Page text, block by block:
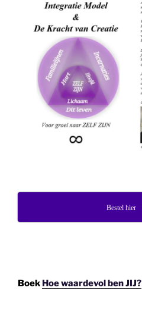
Bestel hier
Boek Hoe waardevol ben JIJ?